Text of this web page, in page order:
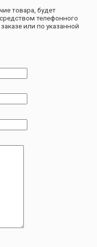
товара, будет
телефонного
или по указанной